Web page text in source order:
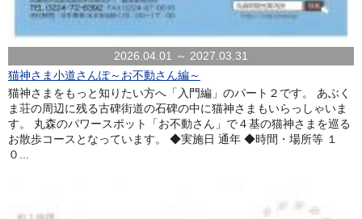
2026.04.01 ～ 2027.03.31
猫神さま小道さんぽ～お不動さん編～
猫神さまをもっと知りたい方へ「入門編」のパート２です。 あぶく
ま荘の周辺に残る古碑街道の石碑の中に猫神さまもいらっしゃいま
す。 丸森のパワースポット「お不動さん」で４基の猫神さまを巡る
お散歩コースとなっています。 ◆実施日 通年 ◆時間・場所等 １
０...